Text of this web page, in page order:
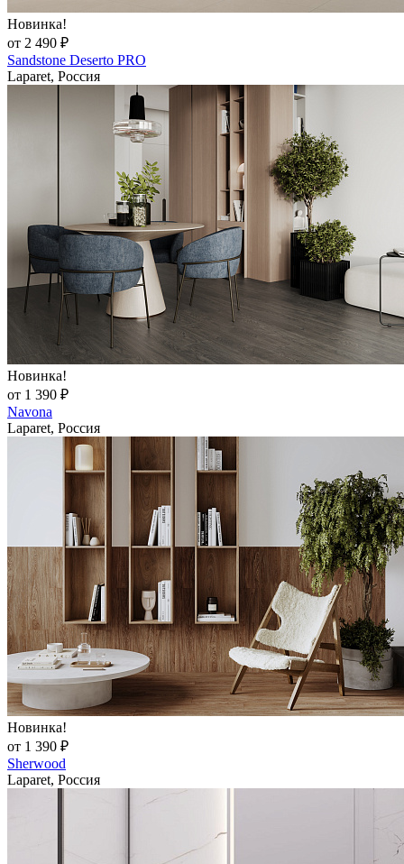
Новинка!
от 2 490 ₽
Sandstone Deserto PRO
Laparet, Россия
Новинка!
от 1 390 ₽
Navona
Laparet, Россия
Новинка!
от 1 390 ₽
Sherwood
Laparet, Россия